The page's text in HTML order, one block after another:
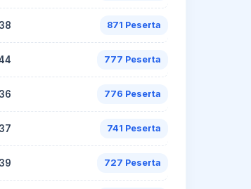
871 Peserta
777 Peserta
776 Peserta
741 Peserta
727 Peserta